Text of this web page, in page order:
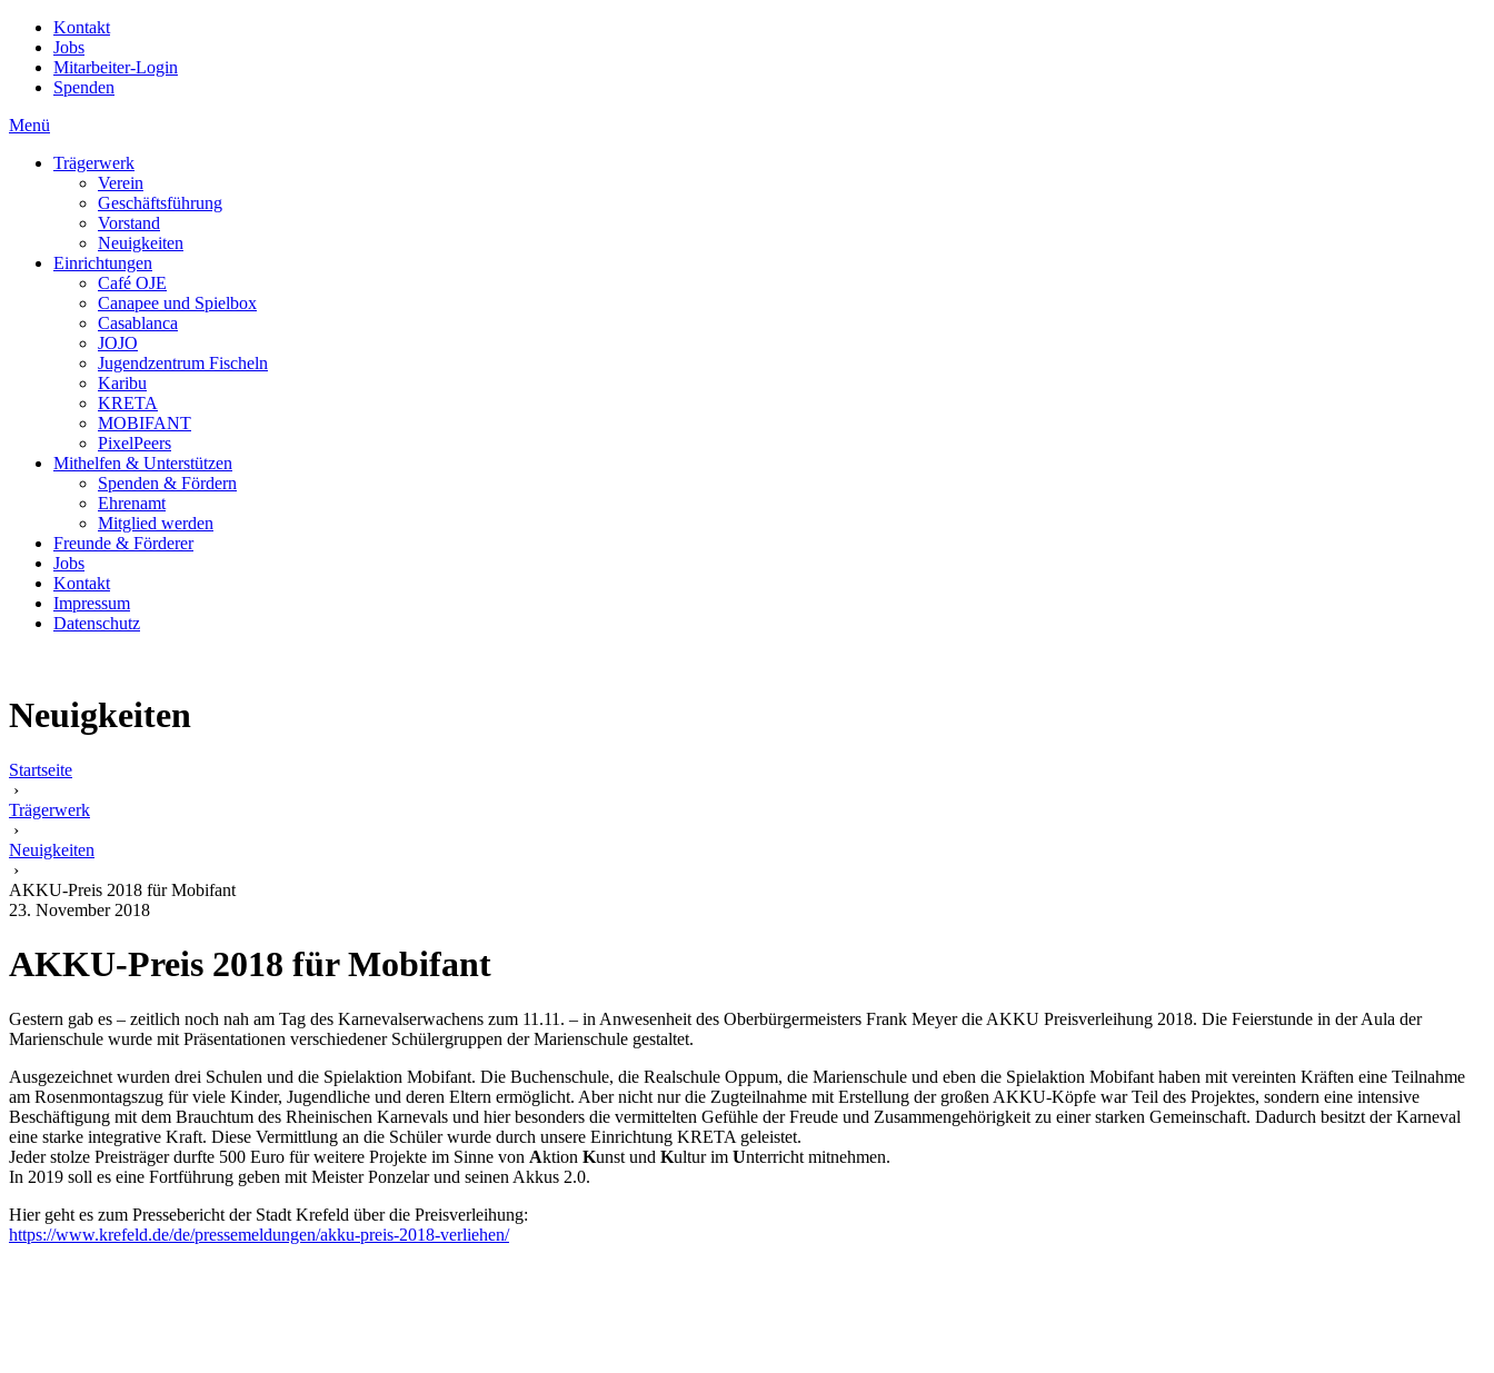
Kontakt
Jobs
Mitarbeiter-Login
Spenden
Menü
Trägerwerk
Verein
Geschäftsführung
Vorstand
Neuigkeiten
Einrichtungen
Café OJE
Canapee und Spielbox
Casablanca
JOJO
Jugendzentrum Fischeln
Karibu
KRETA
MOBIFANT
PixelPeers
Mithelfen & Unterstützen
Spenden & Fördern
Ehrenamt
Mitglied werden
Freunde & Förderer
Jobs
Kontakt
Impressum
Datenschutz
Neuigkeiten
Startseite
›
Trägerwerk
›
Neuigkeiten
›
AKKU-Preis 2018 für Mobifant
23. November 2018
AKKU-Preis 2018 für Mobifant
Gestern gab es – zeitlich noch nah am Tag des Karnevalserwachens zum 11.11. – in Anwesenheit des Oberbürgermeisters Frank Meyer die AKKU Preisverleihung 2018. Die Feierstunde in der Aula der
Marienschule wurde mit Präsentationen verschiedener Schülergruppen der Marienschule gestaltet.
Ausgezeichnet wurden drei Schulen und die Spielaktion Mobifant. Die Buchenschule, die Realschule Oppum, die Marienschule und eben die Spielaktion Mobifant haben mit vereinten Kräften eine Teilnahme
am Rosenmontagszug für viele Kinder, Jugendliche und deren Eltern ermöglicht. Aber nicht nur die Zugteilnahme mit Erstellung der großen AKKU-Köpfe war Teil des Projektes, sondern eine intensive
Beschäftigung mit dem Brauchtum des Rheinischen Karnevals und hier besonders die vermittelten Gefühle der Freude und Zusammengehörigkeit zu einer starken Gemeinschaft. Dadurch besitzt der Karneval
eine starke integrative Kraft. Diese Vermittlung an die Schüler wurde durch unsere Einrichtung KRETA geleistet.
Jeder stolze Preisträger durfte 500 Euro für weitere Projekte im Sinne von Aktion Kunst und Kultur im Unterricht mitnehmen.
In 2019 soll es eine Fortführung geben mit Meister Ponzelar und seinen Akkus 2.0.
Hier geht es zum Pressebericht der Stadt Krefeld über die Preisverleihung:
https://www.krefeld.de/de/pressemeldungen/akku-preis-2018-verliehen/